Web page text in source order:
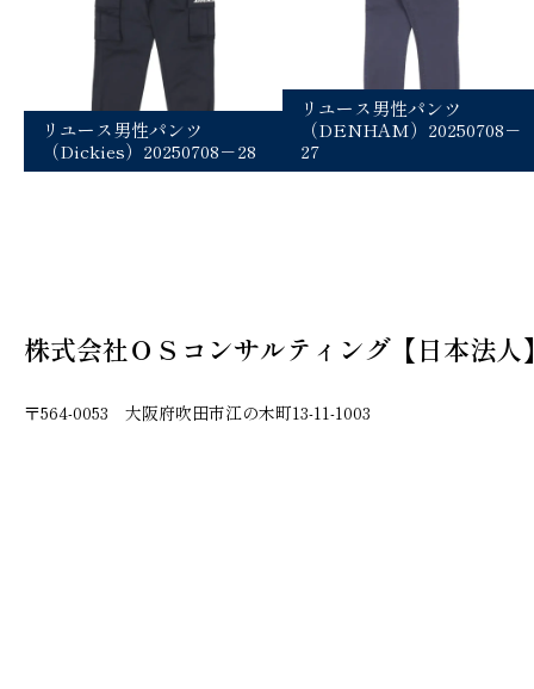
リユース男性パンツ
（Dickies）20250708－28
リユース男性パンツ
（DENHAM）20250708－
27
株式会社ＯＳコンサルティング【日本法人
〒564-0053 大阪府吹田市江の木町13-11-1003